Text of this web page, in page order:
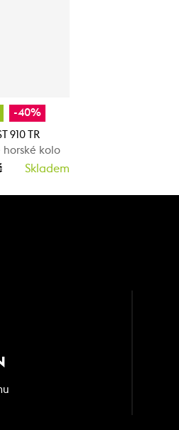
-40%
910 TR
Dámské celoodpružené horské kolo
Skladem